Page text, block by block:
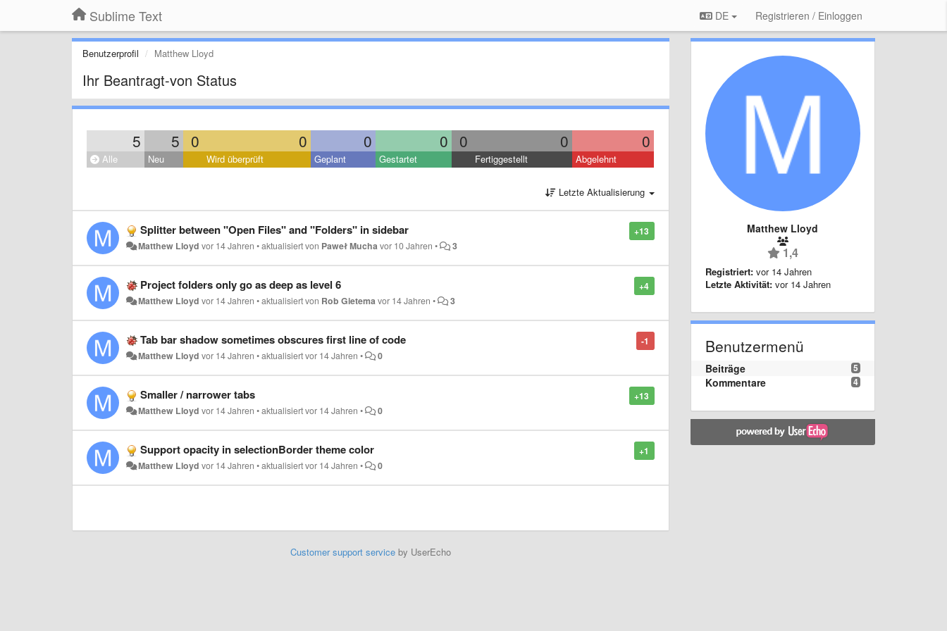
Sublime Text DE Registrieren / Einloggen
Benutzerprofil Matthew Lloyd
Ihr Beantragt-von Status
5 5 0 0 0 0 0 0 0
Alle Neu Wird überprüft Geplant Gestartet Fertiggestellt Abgelehnt
Letzte Aktualisierung
+13
Splitter between "Open Files" and "Folders" in sidebar
Matthew Lloyd vor 14 Jahren •aktualisiert von Paweł Muchavor 10 Jahren • 3
+4
Project folders only go as deep as level 6
Matthew Lloyd vor 14 Jahren •aktualisiert von Rob Gietemavor 14 Jahren • 3
-1
Tab bar shadow sometimes obscures first line of code
Matthew Lloyd vor 14 Jahren •aktualisiertvor 14 Jahren • 0
+13
Smaller / narrower tabs
Matthew Lloyd vor 14 Jahren •aktualisiertvor 14 Jahren • 0
+1
Support opacity in selectionBorder theme color
Matthew Lloyd vor 14 Jahren •aktualisiertvor 14 Jahren • 0
Customer support serviceby UserEcho
Matthew Lloyd
1,4
Registriert: vor 14 Jahren
Letzte Aktivität: vor 14 Jahren
Benutzermenü
5
Beiträge
4
Kommentare